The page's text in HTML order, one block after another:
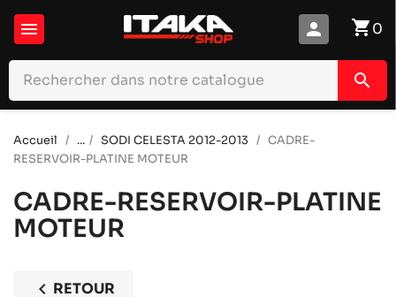
 shopping_cart0
person
search
Accueil ... SODI CELESTA 2012-2013
CADRE-
RESERVOIR-PLATINE MOTEUR
CADRE-RESERVOIR-PLATINE
MOTEUR
chevron_left RETOUR